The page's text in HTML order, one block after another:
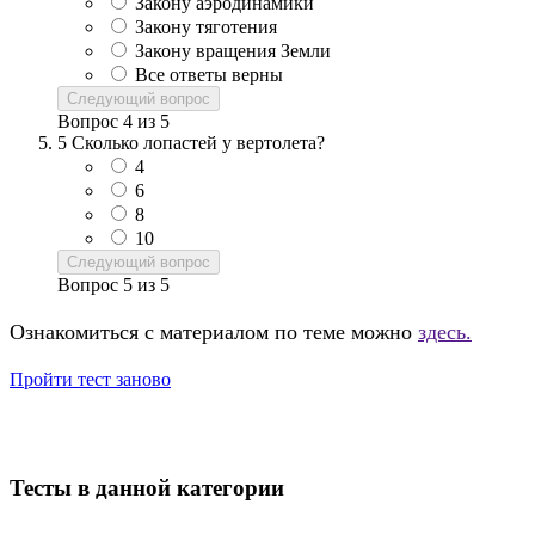
Закону тяготения
Закону вращения Земли
Все ответы верны
Следующий вопрос
Вопрос 4 из 5
5 Сколько лопастей у вертолета?
4
6
8
10
Следующий вопрос
Вопрос 5 из 5
Ознакомиться с материалом по теме можно здесь.
Пройти тест заново
Тесты в данной категории